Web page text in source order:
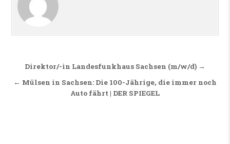
Beitragsnavigation
Direktor/-in Landesfunkhaus Sachsen (m/w/d) →
← Mülsen in Sachsen: Die 100-Jährige, die immer noch
Auto fährt | DER SPIEGEL